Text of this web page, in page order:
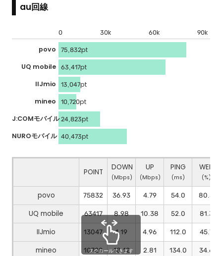
au回線
0 30k 60k
90k
povo
75,832pt
UQ mobile 63,417pt
IIJmio
13,047pt
mineo
10,720pt
J:COMモバイル24,823pt
NUROモバイル 40,473pt
POINT
DOWN
(Mbps)
UP
(Mbps)
PING
(ms)
WEB
(%)
povo 75832 36.93 4.79 54.0
80.5
UQ mobile
63417 8.98 10.38 52.0
81.3
IIJmio
13047 1.19 4.96 112.0
45.7
mineo
10720 18.12 2.81 134.0 34.6
スクロールできます